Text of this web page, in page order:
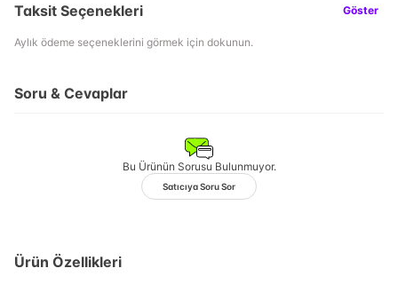
Taksit Seçenekleri Göster
Aylık ödeme seçeneklerini görmek için dokunun.
Soru & Cevaplar
Bu Ürünün Sorusu Bulunmuyor.
Satıcıya Soru Sor
Ürün Özellikleri